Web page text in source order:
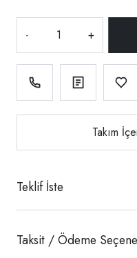
- +
Takım
Teklif İste
Taksit / Ödeme